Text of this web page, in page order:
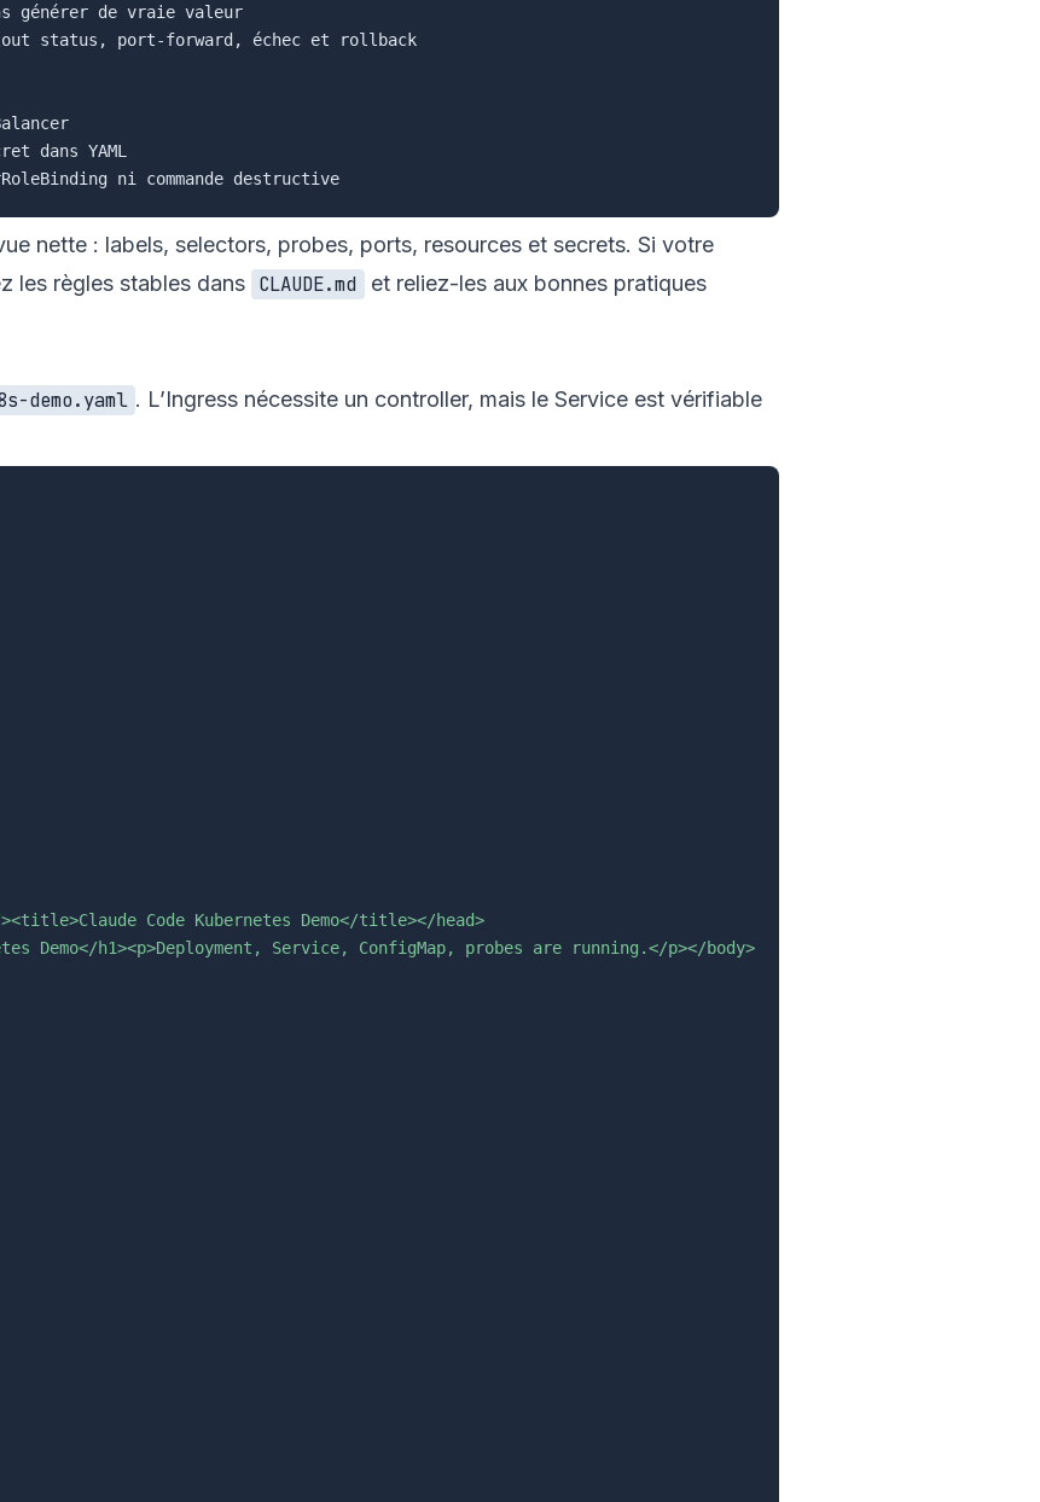
générer de vraie valeur
status, port-forward, échec et rollback
dans YAML
nette : labels, selectors, probes, ports, resources et secrets. Si votre
les règles stables dans CLAUDE.md et reliez-les aux bonnes pratiques
demo.yaml . L’Ingress nécessite un controller, mais le Service est vérifiable
Code Kubernetes Demo</title></head>
Demo</h1><p>Deployment, Service, ConfigMap, probes are running.</p></body>